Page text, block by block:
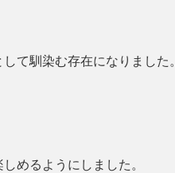
て馴染む存在になりました。
めるようにしました。